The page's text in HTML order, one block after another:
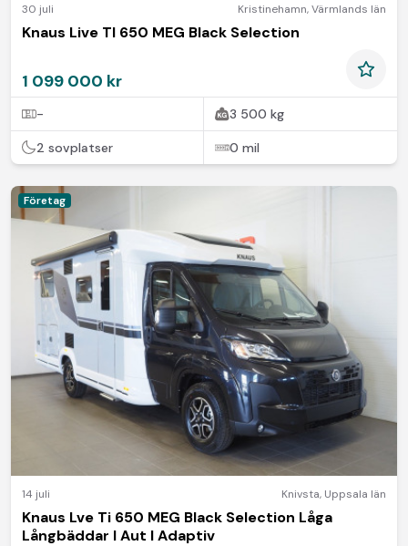
30 juli Kristinehamn,Värmlands län
Knaus Live TI 650 MEG Black Selection
1 099 000 kr
- 3 500 kg
2 sovplatser 0 mil
Företag
14 juli Knivsta, Uppsala län
Knaus Lve Ti 650 MEG Black Selection Låga
Långbäddar I Aut I Adaptiv